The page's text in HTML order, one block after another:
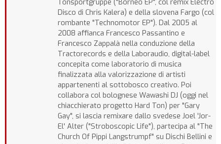
Tonsportgruppe ("Borneo EP", col remix Electro
Disco di Chris Kalera) e della slovena Fargo (col
rombante "Technomotor EP"). Dal 2005 al
2008 affianca Francesco Passantino e
Francesco Zappalà nella conduzione della
Tractorecords e della Laboraudio, digital-label
concepita come laboratorio di musica
finalizzata alla valorizzazione di artisti
appartenenti al sottobosco creativo. Poi
collabora col bolognese Wawashi DJ (oggi nel
chiacchierato progetto Hard Ton) per "Gary
Gay", si lascia remixare dallo svedese Joel 'Jor-
El' Alter ("Stroboscopic Life"), partecipa al "The
Church Of Pippi Langstrumpf" su Dischi Bellini e